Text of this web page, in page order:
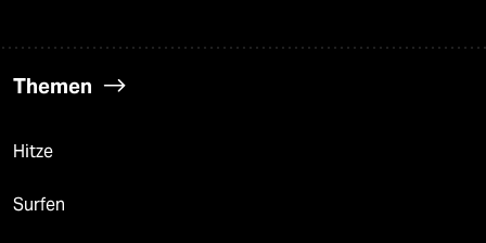
Themen
Hitze
Surfen